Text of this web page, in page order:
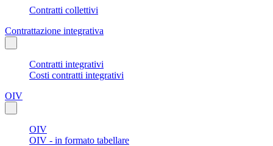
Contratti collettivi
Contrattazione integrativa
Contratti integrativi
Costi contratti integrativi
OIV
OIV
OIV - in formato tabellare